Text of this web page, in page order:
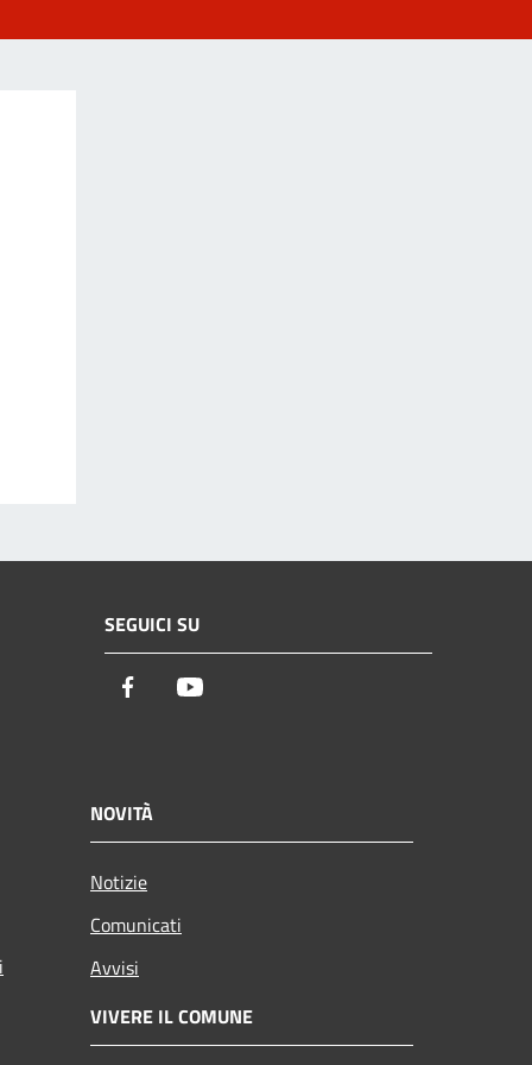
SEGUICI SU
Facebook
NOVITÀ
Notizie
Comunicati
Avvisi
VIVERE IL COMUNE